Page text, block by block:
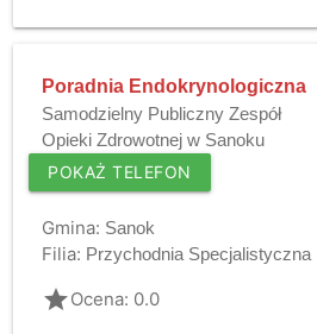
Poradnia Endokrynologiczna
Samodzielny Publiczny Zespół
Opieki Zdrowotnej w Sanoku
POKAŻ TELEFON
Gmina: Sanok
Filia: Przychodnia Specjalistyczna
gradeOcena: 0.0